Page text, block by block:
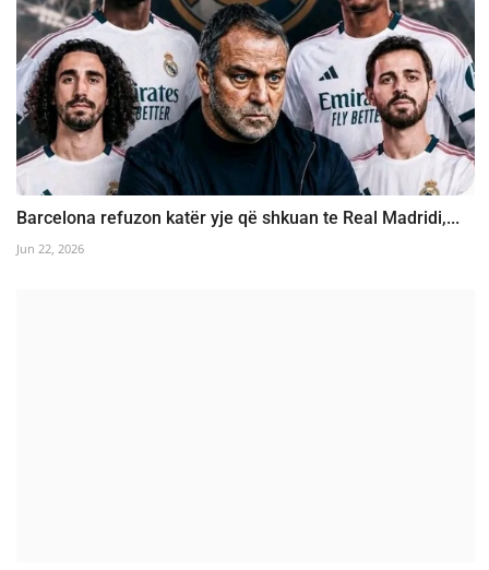
Barcelona refuzon katër yje që shkuan te Real Madridi,...
Jun 22, 2026